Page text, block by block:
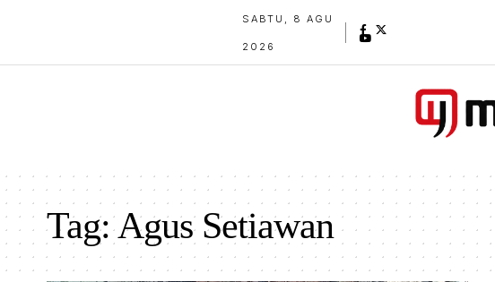
SABTU, 8 AGU
2026
Tag:Agus Setiawan